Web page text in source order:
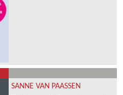
SANNE VAN PAASSEN